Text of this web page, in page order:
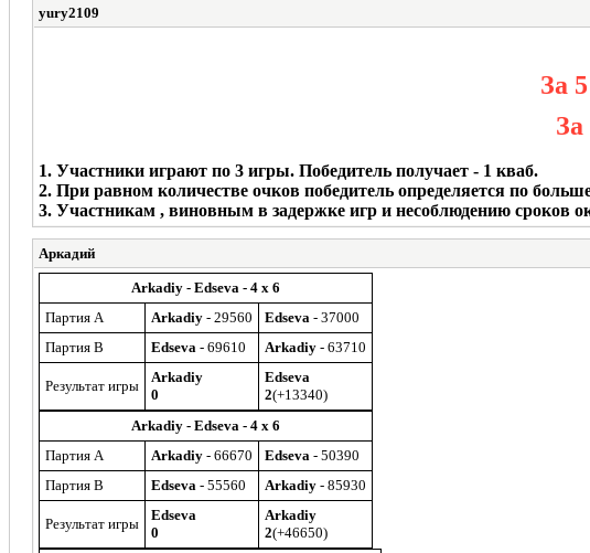
yury2109
За
За
1. Участники играют по 3 игры. Победитель получает - 1 кваб.
2. При равном количестве очков победитель определяется по
3. Участникам , виновным в задержке игр и несоблюдению сроков
Аркадий
Arkadiy - Edseva - 4 x 6
Партия A
Arkadiy - 29560 Edseva - 37000
Партия B
Edseva - 69610 Arkadiy - 63710
Результат игры
Arkadiy
0
Edseva
2(+13340)
Arkadiy - Edseva - 4 x 6
Партия A
Arkadiy - 66670 Edseva - 50390
Партия B
Edseva - 55560 Arkadiy - 85930
Результат игры
Edseva
0
Arkadiy
2(+46650)